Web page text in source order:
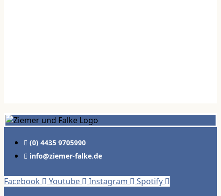
(0) 4435 9705990
info@ziemer-falke.de
Facebook Youtube Instagram Spotify